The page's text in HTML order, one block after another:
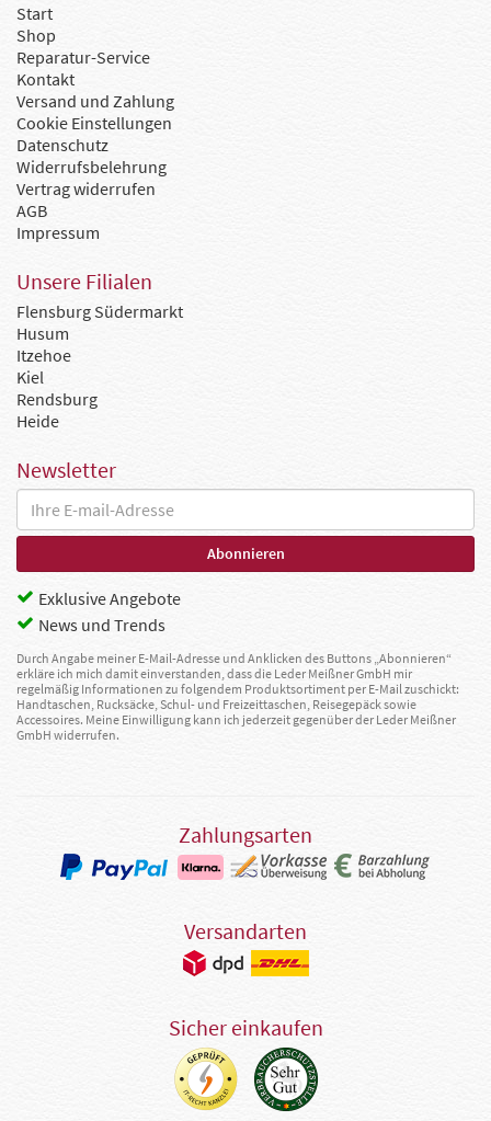
Start
Shop
Reparatur-Service
Kontakt
Versand und Zahlung
Cookie Einstellungen
Datenschutz
Widerrufsbelehrung
Vertrag widerrufen
AGB
Impressum
Unsere Filialen
Flensburg Südermarkt
Husum
Itzehoe
Kiel
Rendsburg
Heide
Newsletter
Exklusive Angebote
News und Trends
Durch Angabe meiner E-Mail-Adresse und Anklicken des Buttons „Abonnieren“
erkläre ich mich damit einverstanden, dass die Leder Meißner GmbH mir
regelmäßig Informationen zu folgendem Produktsortiment per E-Mail zuschickt:
Handtaschen, Rucksäcke, Schul- und Freizeittaschen, Reisegepäck sowie
Accessoires. Meine Einwilligung kann ich jederzeit gegenüber der Leder Meißner
GmbH widerrufen.
Zahlungsarten
Versandarten
Sicher einkaufen